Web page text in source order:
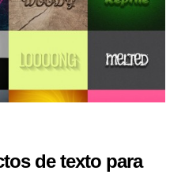
de texto para